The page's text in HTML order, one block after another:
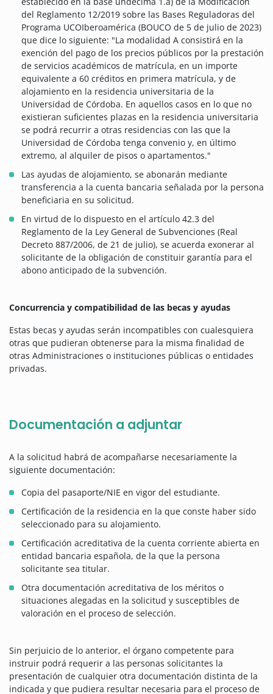
del Reglamento 12/2019 sobre las Bases Reguladoras del
Programa UCOIberoamérica (BOUCO de 5 de julio de 2023)
que dice lo siguiente: "La modalidad A consistirá en la
exención del pago de los precios públicos por la prestación
de servicios académicos de matrícula, en un importe
equivalente a 60 créditos en primera matrícula, y de
alojamiento en la residencia universitaria de la
Universidad de Córdoba. En aquellos casos en lo que no
existieran suficientes plazas en la residencia universitaria
se podrá recurrir a otras residencias con las que la
Universidad de Córdoba tenga convenio y, en último
extremo, al alquiler de pisos o apartamentos."
Las ayudas de alojamiento, se abonarán mediante
transferencia a la cuenta bancaria señalada por la persona
beneficiaria en su solicitud.
En virtud de lo dispuesto en el artículo 42.3 del
Reglamento de la Ley General de Subvenciones (Real
Decreto 887/2006, de 21 de julio), se acuerda exonerar al
solicitante de la obligación de constituir garantía para el
abono anticipado de la subvención.
Concurrencia y compatibilidad de las becas y ayudas
Estas becas y ayudas serán incompatibles con cualesquiera
otras que pudieran obtenerse para la misma finalidad de
otras Administraciones o instituciones públicas o entidades
privadas.
Documentación a adjuntar
A la solicitud habrá de acompañarse necesariamente la
siguiente documentación:
Copia del pasaporte/NIE en vigor del estudiante.
Certificación de la residencia en la que conste haber sido
seleccionado para su alojamiento.
Certificación acreditativa de la cuenta corriente abierta en
entidad bancaria española, de la que la persona
solicitante sea titular.
Otra documentación acreditativa de los méritos o
situaciones alegadas en la solicitud y susceptibles de
valoración en el proceso de selección.
Sin perjuicio de lo anterior, el órgano competente para
instruir podrá requerir a las personas solicitantes la
presentación de cualquier otra documentación distinta de la
indicada y que pudiera resultar necesaria para el proceso de